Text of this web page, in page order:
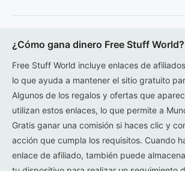
¿Cómo gana dinero Free Stuff World?
Free Stuff World incluye enlaces de
lo que ayuda a mantener el sitio gratuito
Algunos de los regalos y ofertas que
utilizan estos enlaces, lo que permite a
Gratis ganar una comisión si haces clic y
acción que cumpla los requisitos. Cuando
enlace de afiliado, también puede